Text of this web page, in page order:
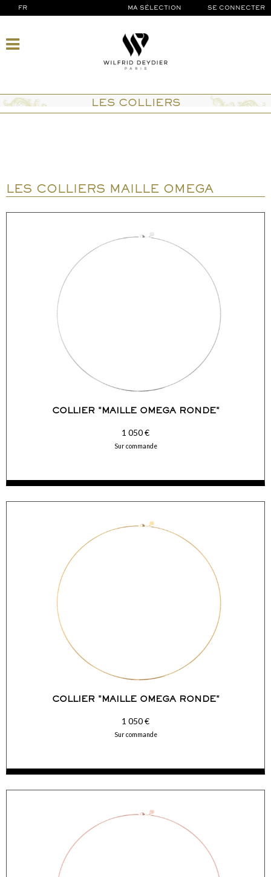
FR MA SÉLECTION SE CONNECTER
LES COLLIERS
LES COLLIERS MAILLE OMEGA
COLLIER "MAILLE OMEGA RONDE"
1 050 €
Sur commande
COLLIER "MAILLE OMEGA RONDE"
1 050 €
Sur commande